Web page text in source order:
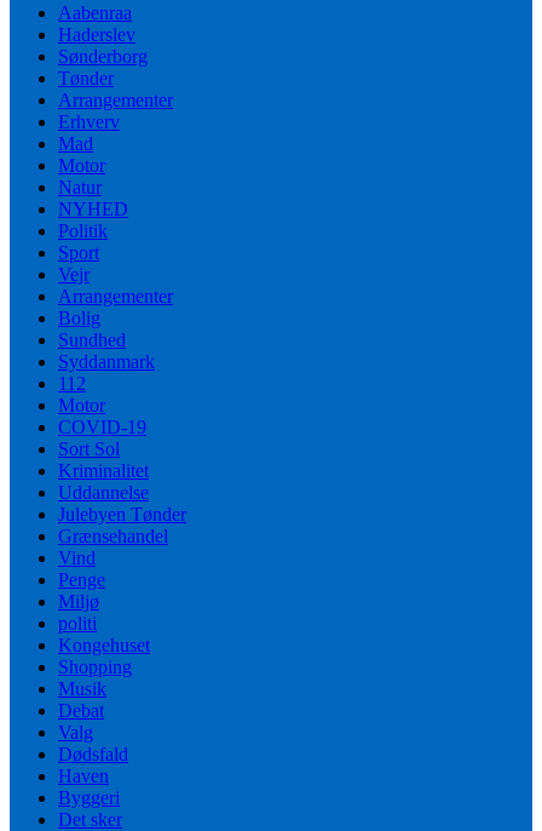
Aabenraa
Haderslev
Sønderborg
Tønder
Arrangementer
Erhverv
Mad
Motor
Natur
NYHED
Politik
Sport
Vejr
Arrangementer
Bolig
Sundhed
Syddanmark
112
Motor
COVID-19
Sort Sol
Kriminalitet
Uddannelse
Julebyen Tønder
Grænsehandel
Vind
Penge
Miljø
politi
Kongehuset
Shopping
Musik
Debat
Valg
Dødsfald
Haven
Byggeri
Det sker